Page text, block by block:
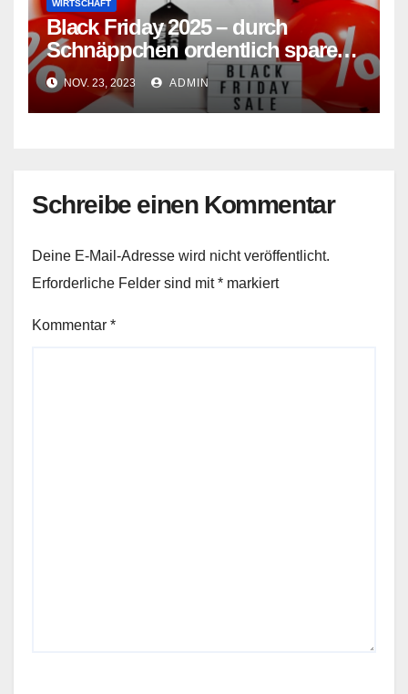
WIRTSCHAFT
Black Friday 2025 – durch
Schnäppchen ordentlich sparen
oder nur gutes Marketing?
NOV. 23, 2023 ADMIN
Schreibe einen Kommentar
Deine E-Mail-Adresse wird nicht veröffentlicht.
Erforderliche Felder sind mit* markiert
Kommentar *